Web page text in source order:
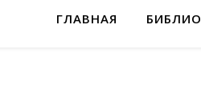
ГЛАВНАЯ